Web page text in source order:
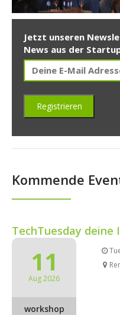
Jetzt unseren
News aus der
Kommende
TechTuesday deine
11
Aug 2026
workshop